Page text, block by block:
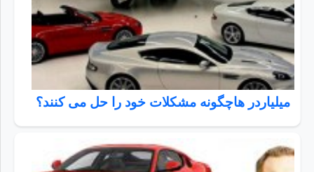
میلیاردر هاچگونه مشکلات خود را حل می کنند؟